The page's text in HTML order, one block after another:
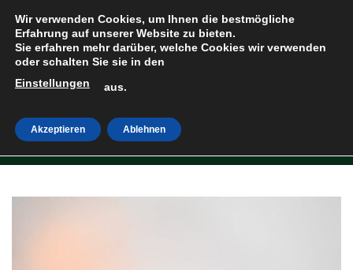
Inhalt
springen
HOME
Wir verwenden Cookies, um Ihnen die bestmögliche
Erfahrung auf unserer Website zu bieten.
Sie erfahren mehr darüber, welche Cookies wir verwenden
oder schalten Sie sie in den
Einstellungen
aus.
Akzeptieren Ablehnen